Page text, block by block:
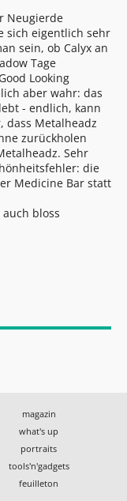
Neugierde
sich eigentlich sehr
sein, ob Calyx an
Tage
Looking
aber wahr: das
- endlich, kann
dass Metalheadz
zurückholen
Sehr
die
Medicine Bar statt
bloss
magazin
what's up
portraits
tools'n'gadgets
feuilleton